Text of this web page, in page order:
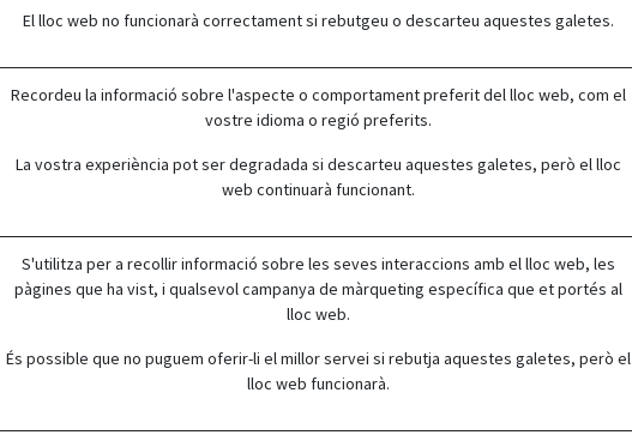
El lloc web no funcionarà correctament si rebutgeu o descarteu aquestes galetes.
Recordeu la informació sobre l'aspecte o comportament preferit del lloc web, com el
vostre idioma o regió preferits.
La vostra experiència pot ser degradada si descarteu aquestes galetes, però el lloc
web continuarà funcionant.
S'utilitza per a recollir informació sobre les seves interaccions amb el lloc web, les
pàgines que ha vist, i qualsevol campanya de màrqueting específica que et portés al
lloc web.
És possible que no puguem oferir-li el millor servei si rebutja aquestes galetes, però el
lloc web funcionarà.